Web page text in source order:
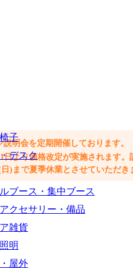
子
デスク
ブース・集中ブース
クセサリー・備品
雑貨
明
屋外
ます明会を定期開催しております。
より価格改定が実施されます
)まで夏季休業とさせていただき